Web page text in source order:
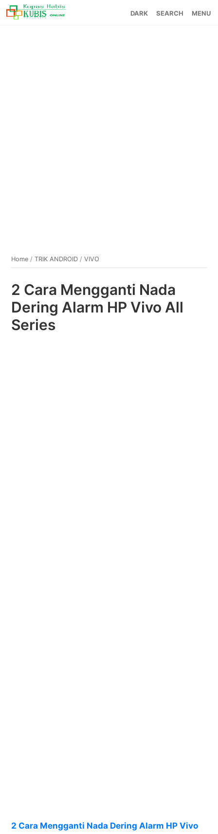
SEARCH MENU
Home /TRIK ANDROID /VIVO
2 Cara Mengganti Nada
Dering Alarm HP Vivo All
Series
2 Cara Mengganti Nada Dering Alarm HP Vivo